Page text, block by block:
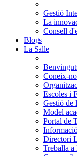
Gestió
La
Consell
Blogs
La Salle
Coneix-
Escoles i
Gestió de
Model
Portal de
Directori
Treballa a